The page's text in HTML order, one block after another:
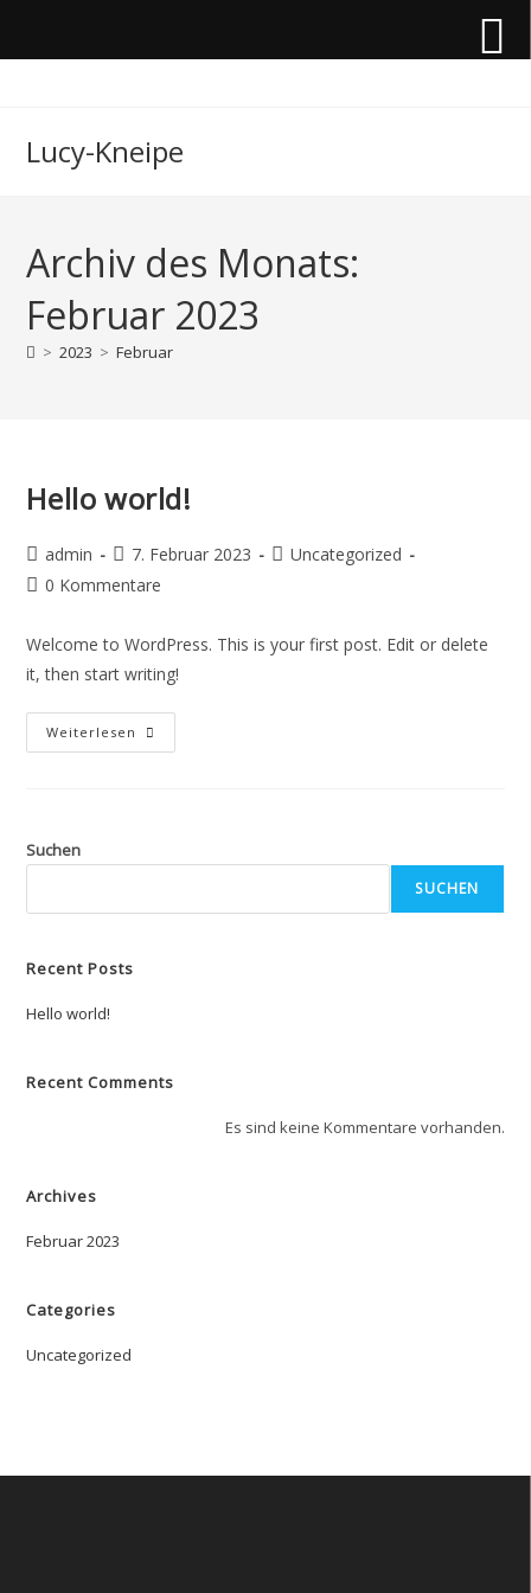
Lucy-Kneipe
Archiv des Monats:
Februar 2023
> 2023 > Februar
Hello world!
Beitrags-
Autor:
admin
Beitrag
veröffentlicht:
7. Februar 2023
Beitrags-
Uncategorized
Beitrags-
0 Kommentare
Welcome to WordPress. This is your first post. Edit or delete
it, then start writing!
Weiterlesen Hello
World!
Suchen
SUCHEN
Recent Posts
Hello world!
Recent Comments
Es sind keine Kommentare vorhanden.
Archives
Februar 2023
Categories
Uncategorized